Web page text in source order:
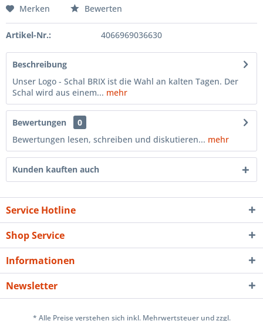
Merken Bewerten
Artikel-Nr.: 4066969036630
Beschreibung
Unser Logo - Schal BRIX ist die Wahl an kalten Tagen. Der
Schal wird aus einem... mehr
Bewertungen
0
Bewertungen lesen, schreiben und diskutieren... mehr
Kunden kauften auch
Service Hotline
Shop Service
Informationen
Newsletter
* Alle Preise verstehen sich inkl. Mehrwertsteuer und zzgl.